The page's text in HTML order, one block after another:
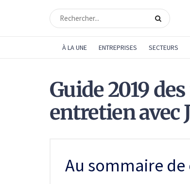
À LA UNE ENTREPRISES SECTEURS
Guide 2019
entretien avec
Au sommaire de